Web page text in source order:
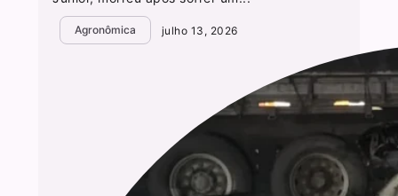
Agronômica julho 13, 2026